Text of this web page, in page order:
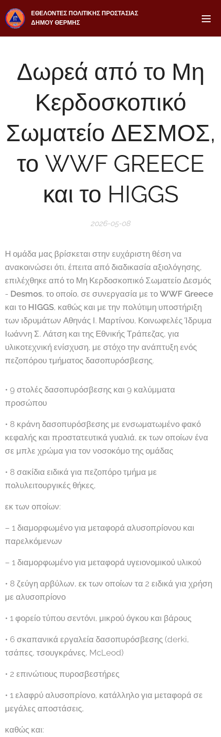
ΕΘΕΛΟΝΤΕΣ ΠΟΛΙΤΙΚΗΣ ΠΡΟΣΤΑΣΙΑΣ
ΔΗΜΟΥ ΘΕΡΜΗΣ
Δωρεά από το Μη
Κερδοσκοπικό
Σωματείο ΔΕΣΜΟΣ,
το WWF GREECE
και το HIGGS
2026-05-08
Η ομάδα μας βρίσκεται στην ευχάριστη θέση να
ανακοινώσει ότι, έπειτα από διαδικασία αξιολόγησης,
επιλέχθηκε από το Μη Κερδοσκοπικό Σωματείο Δεσμός
- Desmos, το οποίο, σε συνεργασία με το WWF Greece
και το HIGGS, καθώς και με την πολύτιμη υποστήριξη
των ιδρυμάτων Αθηνάς Ι. Μαρτίνου, Κοινωφελές Ίδρυμα
Ιωάννη Σ. Λάτση και της Εθνικής Τράπεζας, για
υλικοτεχνική ενίσχυση, με στόχο την ανάπτυξη ενός
πεζοπόρου τμήματος δασοπυρόσβεσης.
• 9 στολές δασοπυρόσβεσης και 9 καλύμματα
προσώπου
• 8 κράνη δασοπυρόσβεσης με ενσωματωμένο φακό
κεφαλής και προστατευτικά γυαλιά, εκ των οποίων ένα
σε μπλε χρώμα για τον νοσοκόμο της ομάδας
• 8 σακίδια ειδικά για πεζοπόρο τμήμα με
πολυλειτουργικές θήκες,
εκ των οποίων:
– 1 διαμορφωμένο για μεταφορά αλυσοπρίονου και
παρελκόμενων
– 1 διαμορφωμένο για μεταφορά υγειονομικού υλικού
• 8 ζεύγη αρβύλων, εκ των οποίων τα 2 ειδικά για χρήση
με αλυσοπρίονο
• 1 φορείο τύπου σεντόνι, μικρού όγκου και βάρους
• 6 σκαπανικά εργαλεία δασοπυρόσβεσης (derki,
τσάπες, τσουγκράνες, McLeod)
• 2 επινώτιους πυροσβεστήρες
• 1 ελαφρύ αλυσοπρίονο, κατάλληλο για μεταφορά σε
μεγάλες αποστάσεις,
καθώς και: